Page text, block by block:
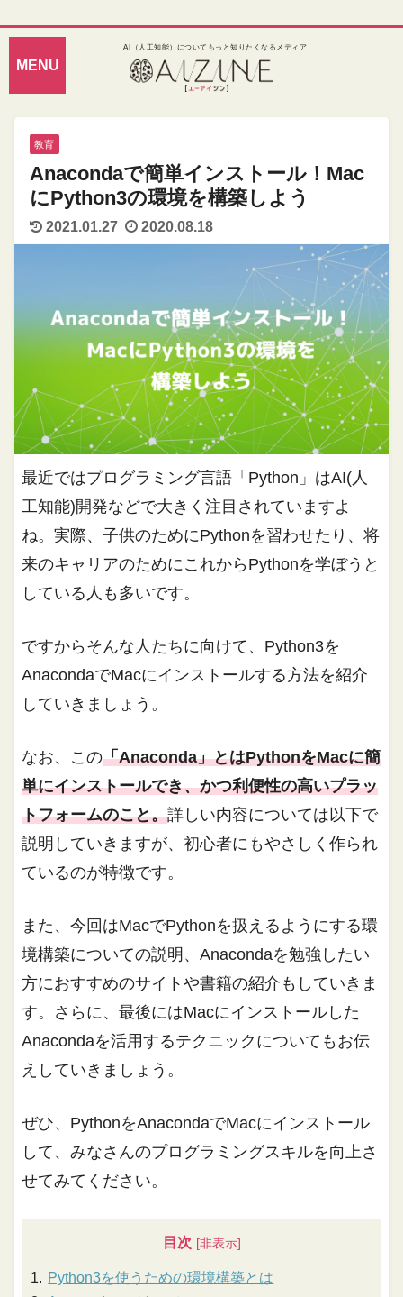
AI（人工知能）についてもっと知りたくなるメディア
教育
Anacondaで簡単インストール！Mac
にPython3の環境を構築しよう
2021.01.27 2020.08.18
最近ではプログラミング言語「Python」はAI(人
工知能)開発などで大きく注目されていますよ
ね。実際、子供のためにPythonを習わせたり、将
来のキャリアのためにこれからPythonを学ぼうと
している人も多いです。
ですからそんな人たちに向けて、Python3を
AnacondaでMacにインストールする方法を紹介
していきましょう。
なお、この「Anaconda」とはPythonをMacに簡
単にインストールでき、かつ利便性の高いプラッ
トフォームのこと。詳しい内容については以下で
説明していきますが、初心者にもやさしく作られ
ているのが特徴です。
また、今回はMacでPythonを扱えるようにする環
境構築についての説明、Anacondaを勉強したい
方におすすめのサイトや書籍の紹介もしていきま
す。さらに、最後にはMacにインストールした
Anacondaを活用するテクニックについてもお伝
えしていきましょう。
ぜひ、PythonをAnacondaでMacにインストール
して、みなさんのプログラミングスキルを向上さ
せてみてください。
目次
Python3を使うための環境構築とは